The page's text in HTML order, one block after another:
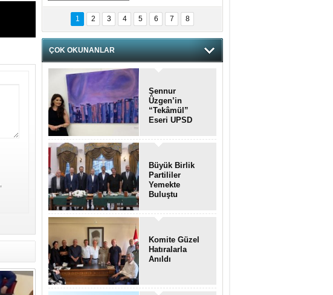
hnzzzna
1 2 3 4 5 6 7 8
ÇOK OKUNANLAR
Şennur
Üzgen’in
“Tekâmül”
Eseri UPSD
Sergisi’nde
Büyük Birlik
Partililer
Yemekte
Buluştu
Komite Güzel
Hatıralarla
Anıldı